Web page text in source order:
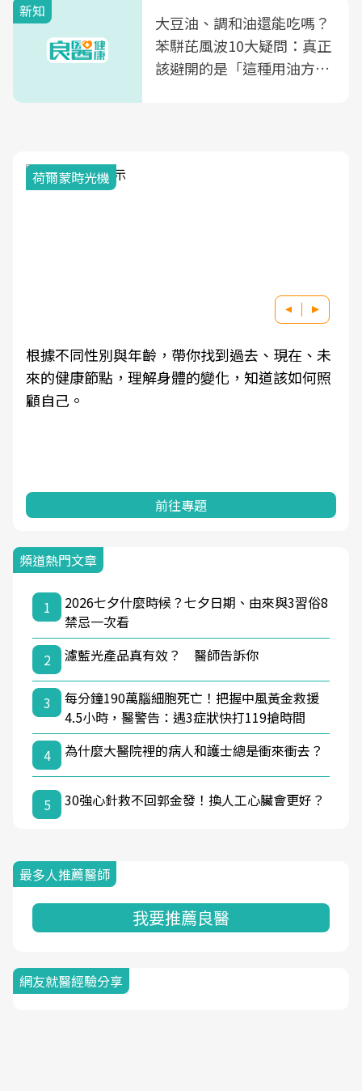
新知
大豆油、調和油還能吃嗎？
苯駢芘風波10大疑問：真正
該避開的是「這種用油方
荷爾蒙時光機
根據不同性別與年齡，帶你找到過去、現在、未
來的健康節點，理解身體的變化，知道該如何照
顧自己。
前往專題
頻道熱門文章
1
2026七夕什麼時候？七夕日期、由來與3習俗8
禁忌一次看
2
濾藍光產品真有效？ 醫師告訴你
3
每分鐘190萬腦細胞死亡！把握中風黃金救援
4.5小時，醫警告：遇3症狀快打119搶時間
4
為什麼大醫院裡的病人和護士總是衝來衝去？
5 30強心針救不回郭金發！換人工心臟會更好？
最多人推薦醫師
我要推薦良醫
網友就醫經驗分享